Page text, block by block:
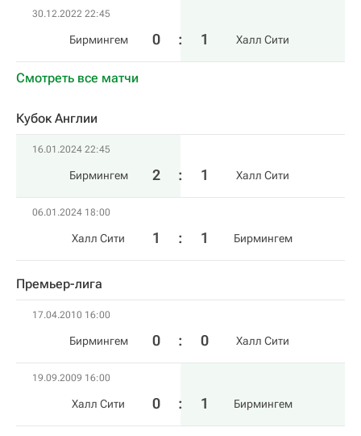
30.12.2022 22:45
Бирмингем 0 : 1 Халл Сити
Смотреть все матчи
Кубок Англии
16.01.2024 22:45
Бирмингем 2 : 1 Халл Сити
06.01.2024 18:00
Халл Сити 1 : 1 Бирмингем
Премьер-лига
17.04.2010 16:00
Бирмингем 0 : 0 Халл Сити
19.09.2009 16:00
Халл Сити 0 : 1 Бирмингем